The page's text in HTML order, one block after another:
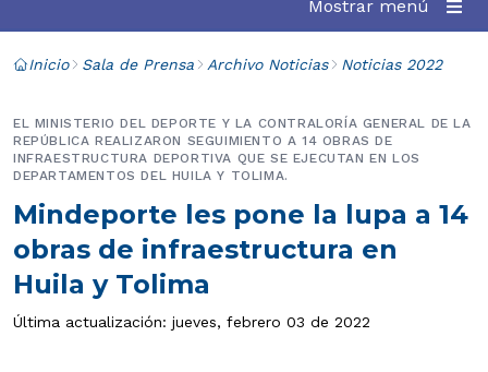
Mostrar menú
Inicio Sala de Prensa Archivo Noticias Noticias 2022
Mindeporte les pone la lupa a 14
obras de infraestructura en
Huila y Tolima
EL MINISTERIO DEL DEPORTE Y LA CONTRALORÍA GENERAL DE LA
REPÚBLICA REALIZARON SEGUIMIENTO A 14 OBRAS DE
INFRAESTRUCTURA DEPORTIVA QUE SE EJECUTAN EN LOS
DEPARTAMENTOS DEL HUILA Y TOLIMA.
Última actualización: jueves, febrero 03 de 2022